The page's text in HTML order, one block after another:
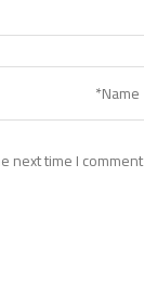
next time I comment.